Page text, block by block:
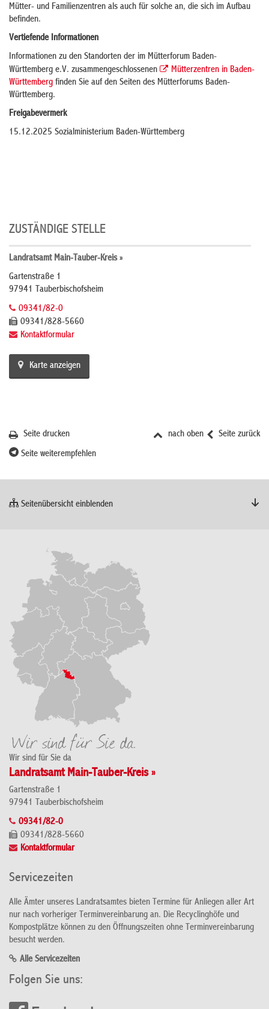
Mütter- und Familienzentren als auch für solche an, die sich im Aufbau
befinden.
Vertiefende Informationen
Informationen zu den Standorten der im Mütterforum Baden-
Württemberg e.V. zusammengeschlossenen
Mütterzentren in Baden-
Württemberg finden Sie auf den Seiten des Mütterforums Baden-
Württemberg.
Freigabevermerk
15.12.2025 Sozialministerium Baden-Württemberg
ZUSTÄNDIGE STELLE
Landratsamt Main-Tauber-Kreis »
Gartenstraße 1
97941 Tauberbischofsheim
09341/82-0
09341/828-5660
Kontaktformular
Karte anzeigen
Seite zurück
nach oben
Seite drucken
Seite weiterempfehlen
Seitenübersicht einblenden
Wir sind für Sie da
Landratsamt Main-Tauber-Kreis »
Gartenstraße 1
97941 Tauberbischofsheim
09341/82-0
09341/828-5660
Kontaktformular
Servicezeiten
Alle Ämter unseres Landratsamtes bieten Termine für Anliegen aller Art
nur nach vorheriger Terminvereinbarung an. Die Recyclinghöfe und
Kompostplätze können zu den Öffnungszeiten ohne Terminvereinbarung
besucht werden.
Alle Servicezeiten
Folgen Sie uns: